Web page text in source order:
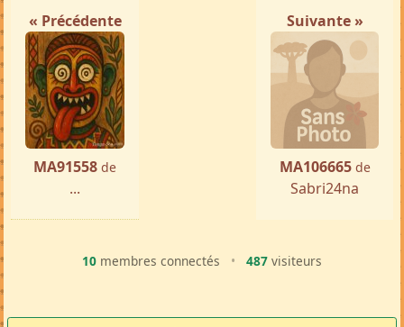
« Précédente
MA91558 de
...
Suivante »
MA106665 de
Sabri24na
10 membres connectés • 487 visiteurs